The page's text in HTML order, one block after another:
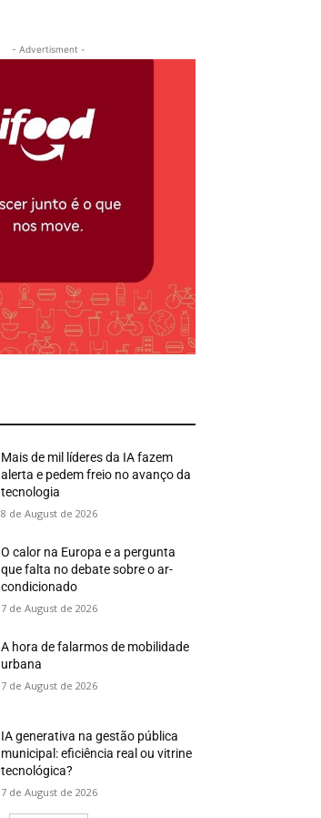
- Advertisment -
Mais de mil líderes da IA fazem
alerta e pedem freio no avanço da
tecnologia
8 de August de 2026
O calor na Europa e a pergunta
que falta no debate sobre o ar-
condicionado
7 de August de 2026
A hora de falarmos de mobilidade
urbana
7 de August de 2026
IA generativa na gestão pública
municipal: eficiência real ou vitrine
tecnológica?
7 de August de 2026